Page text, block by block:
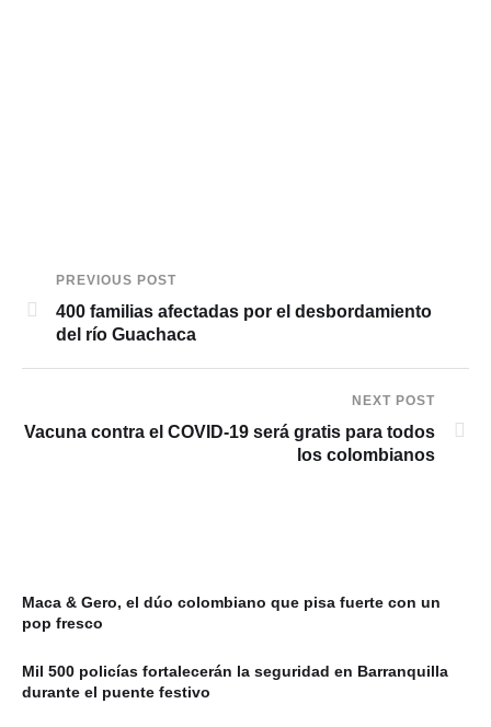
PREVIOUS POST
400 familias afectadas por el desbordamiento
del río Guachaca
NEXT POST
Vacuna contra el COVID-19 será gratis para todos
los colombianos
Maca & Gero, el dúo colombiano que pisa fuerte con un
pop fresco
Mil 500 policías fortalecerán la seguridad en Barranquilla
durante el puente festivo